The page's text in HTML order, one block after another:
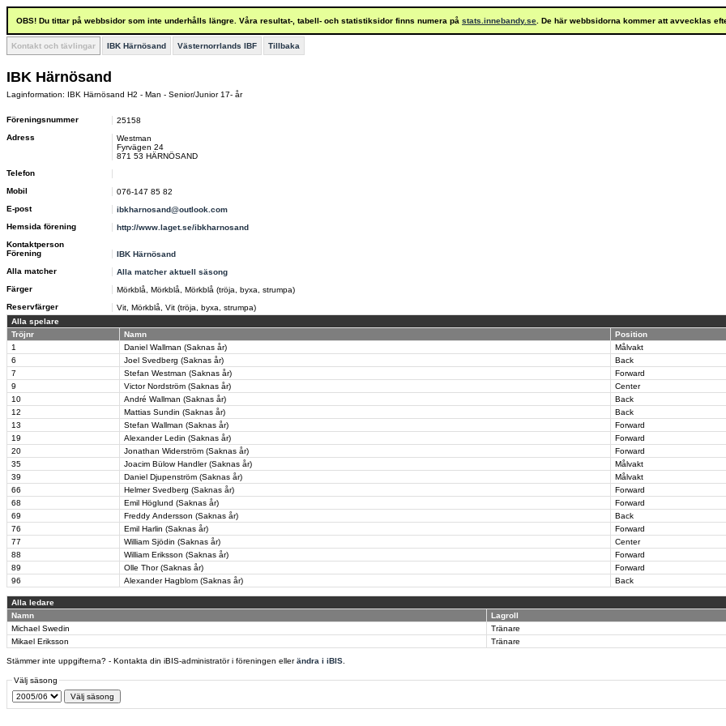
OBS! Du tittar på webbsidor som inte underhålls längre. Våra resultat-, tabell- och statistiksidor finns numera på stats.innebandy.se . De här webbsidorna kommer att avvecklas
Kontakt och tävlingar IBK Härnösand Västernorrlands IBF Tillbaka
IBK Härnösand
Laginformation: IBK Härnösand H2 - Man - Senior/Junior 17- år
Föreningsnummer
25158
Adress
Westman
Fyrvägen 24
871 53 HÄRNÖSAND
Telefon
Mobil
076-147 85 82
E-post
ibkharnosand@outlook.com
Hemsida förening
http://www.laget.se/ibkharnosand
Kontaktperson
Förening
IBK Härnösand
Alla matcher
Alla matcher aktuell säsong
Färger
Mörkblå, Mörkblå, Mörkblå (tröja, byxa, strumpa)
Reservfärger
Vit, Mörkblå, Vit (tröja, byxa, strumpa)
Alla spelare
Tröjnr
Namn
Position
1
Daniel Wallman (Saknas år)
Målvakt
6
Joel Svedberg (Saknas år)
Back
7
Stefan Westman (Saknas år)
Forward
9
Victor Nordström (Saknas år)
Center
10
André Wallman (Saknas år)
Back
12
Mattias Sundin (Saknas år)
Back
13
Stefan Wallman (Saknas år)
Forward
19
Alexander Ledin (Saknas år)
Forward
20
Jonathan Widerström (Saknas år)
Forward
35
Joacim Bülow Handler (Saknas år)
Målvakt
39
Daniel Djupenström (Saknas år)
Målvakt
66
Helmer Svedberg (Saknas år)
Forward
68
Emil Höglund (Saknas år)
Forward
69
Freddy Andersson (Saknas år)
Back
76
Emil Harlin (Saknas år)
Forward
77
William Sjödin (Saknas år)
Center
88
William Eriksson (Saknas år)
Forward
89
Olle Thor (Saknas år)
Forward
96
Alexander Hagblom (Saknas år) Back
Alla ledare
Namn
Lagroll
Michael Swedin
Tränare
Mikael Eriksson
Tränare
Stämmer inte uppgifterna? - Kontakta din iBIS-administratör i föreningen ellerändra i iBIS
Välj säsong